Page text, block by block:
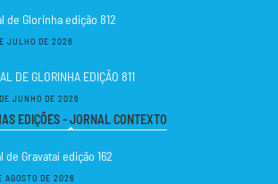
de Glorinha edição 812
JULHO DE 2026
DE GLORINHA EDIÇÃO 811
JUNHO DE 2026
EDIÇÕES - JORNAL CONTEXTO
de Gravataí edição 162
AGOSTO DE 2026